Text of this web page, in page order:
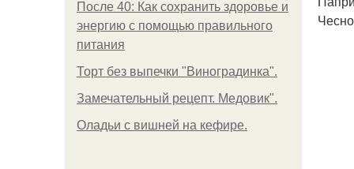
После 40: Как сохранить здоровье и
энергию с помощью правильного
питания
Торт без выпечки "Виноградинка".
Замечательный рецепт. Медовик".
Оладьи с вишней на кефире.